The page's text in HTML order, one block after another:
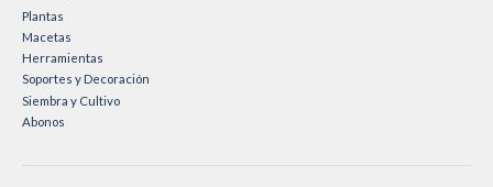
Plantas
Macetas
Herramientas
Soportes y Decoración
Siembra y Cultivo
Abonos